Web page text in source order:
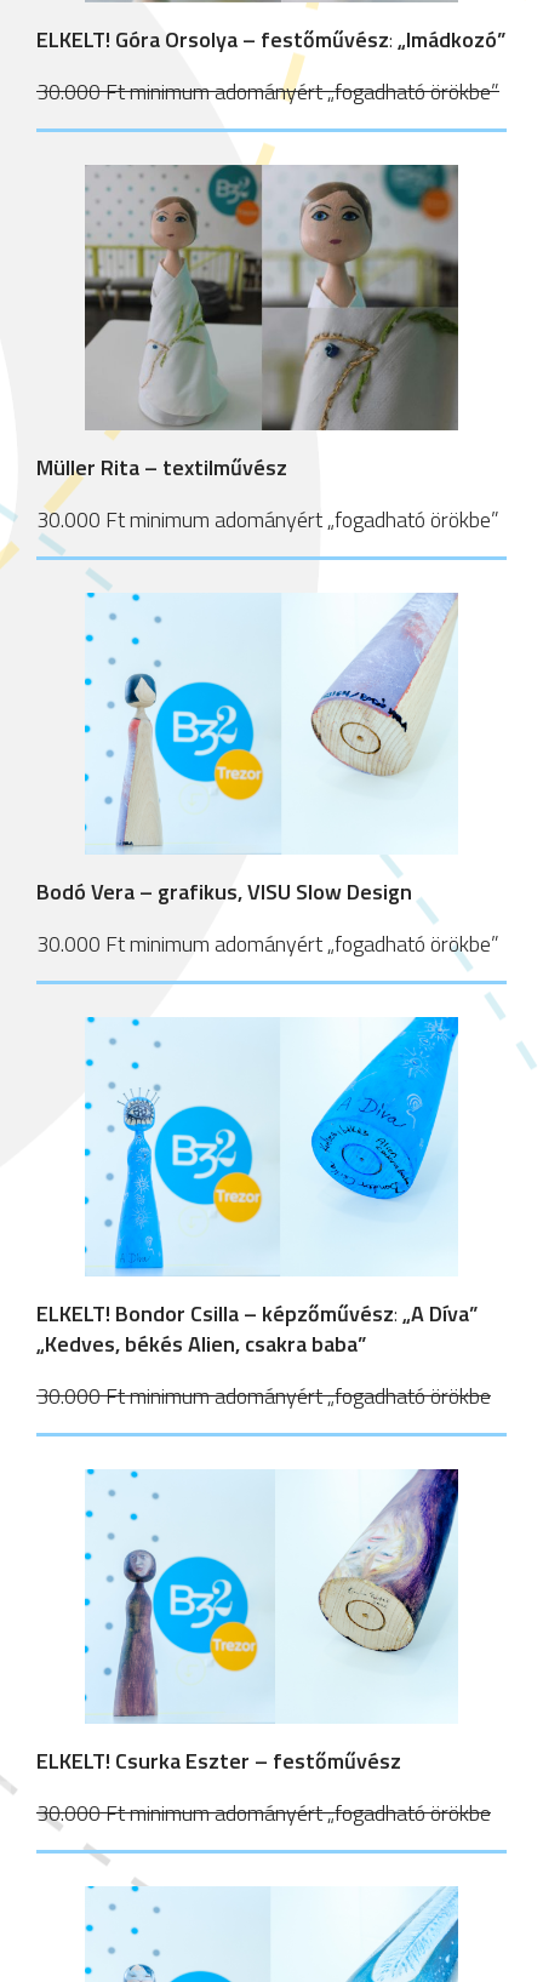
ELKELT! Góra Orsolya – festőművész:„Imádkozó”
30.000 Ft minimum adományért „fogadható örökbe”
Müller Rita – textilművész
30.000 Ft minimum adományért „fogadható örökbe”
Bodó Vera – grafikus, VISU Slow Design
30.000 Ft minimum adományért „fogadható örökbe”
ELKELT! Bondor Csilla – képzőművész:„A Díva”
„Kedves, békés Alien, csakra baba”
30.000 Ft minimum adományért „fogadható örökbe
ELKELT! Csurka Eszter – festőművész
30.000 Ft minimum adományért „fogadható örökbe